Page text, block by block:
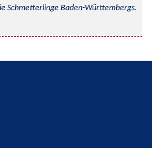
Schmetterlinge Baden-Württembergs.